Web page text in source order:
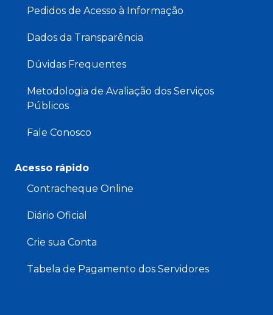
Pedidos de Acesso à Informação
Dados da Transparência
Dúvidas Frequentes
Metodologia de Avaliação dos Serviços
Públicos
Fale Conosco
Acesso rápido
Contracheque Online
Diário Oficial
Crie sua Conta
Tabela de Pagamento dos Servidores